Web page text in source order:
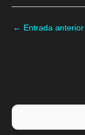
← Entrada anterior
Buscar